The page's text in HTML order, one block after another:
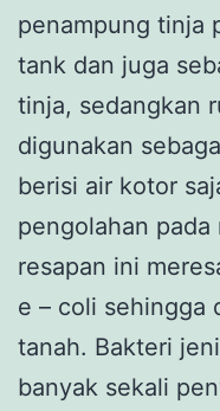
penampung tinja
tank dan juga
tinja, sedangkan
digunakan
berisi air kotor
pengolahan
resapan ini
e – coli sehingga
tanah. Bakteri
banyak sekali